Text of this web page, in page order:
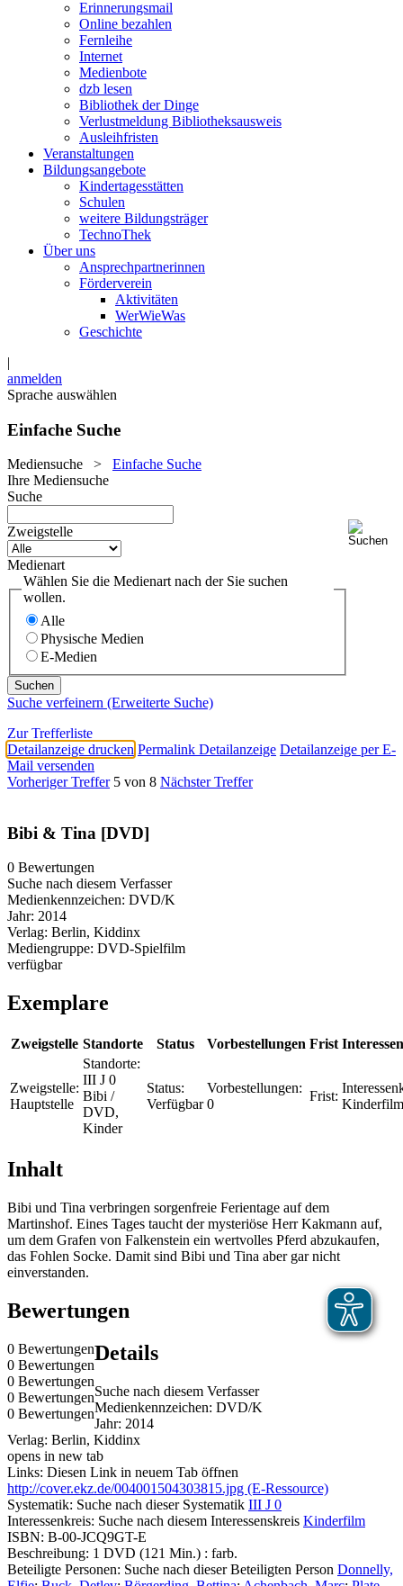
Erinnerungsmail
Online bezahlen
Fernleihe
Internet
Medienbote
dzb lesen
Bibliothek der Dinge
Verlustmeldung Bibliotheksausweis
Ausleihfristen
Veranstaltungen
Bildungsangebote
Kindertagesstätten
Schulen
weitere Bildungsträger
TechnoThek
Über uns
Ansprechpartnerinnen
Förderverein
Aktivitäten
WerWieWas
Geschichte
|
anmelden
Sprache auswählen
Einfache Suche
Mediensuche > Einfache Suche
Ihre Mediensuche
Suche
Zweigstelle
Medienart
Wählen Sie die Medienart nach der Sie suchen
wollen.
Alle
Physische Medien
E-Medien
Suche verfeinern (Erweiterte Suche)
Zur Trefferliste
Detailanzeige drucken Permalink Detailanzeige Detailanzeige per E-
Mail versenden
Vorheriger Treffer 5 von 8 Nächster Treffer
Bibi & Tina [DVD]
0 Bewertungen
Suche nach diesem Verfasser
Medienkennzeichen: DVD/K
Jahr: 2014
Verlag: Berlin, Kiddinx
Mediengruppe: DVD-Spielfilm
verfügbar
Exemplare
Zweigstelle Standorte Status Vorbestellungen Frist
Zweigstelle:
Hauptstelle
Standorte:
III J 0
Bibi /
DVD,
Kinder
Status:
Verfügbar
Vorbestellungen:
0
Frist:
Kinderfilm
Inhalt
Bibi und Tina verbringen sorgenfreie Ferientage auf dem
Martinshof. Eines Tages taucht der mysteriöse Herr Kakmann auf,
um dem Grafen von Falkenstein ein wertvolles Pferd abzukaufen,
das Fohlen Socke. Damit sind Bibi und Tina aber gar nicht
einverstanden.
Bewertungen
0 Bewertungen
0 Bewertungen
0 Bewertungen
0 Bewertungen
0 Bewertungen
Details
Suche nach diesem Verfasser
Medienkennzeichen: DVD/K
Jahr: 2014
Verlag: Berlin, Kiddinx
opens in new tab
Links: Diesen Link in neuem Tab öffnen
http://cover.ekz.de/004001504303815.jpg (E-Ressource)
Systematik: Suche nach dieser Systematik III J 0
Interessenkreis: Suche nach diesem Interessenskreis Kinderfilm
ISBN: B-00-JCQ9GT-E
Beschreibung: 1 DVD (121 Min.) : farb.
Beteiligte Personen: Suche nach dieser Beteiligten Person Donnelly,